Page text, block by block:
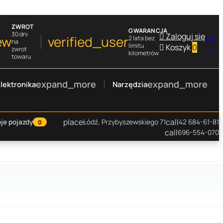
ZWROT
30 dni
na
zwrot
towaru
verified_user
GWARANCJA
2 lata bez
limitu
kilometrów
Zaloguj się
 Koszyk0 
0
expand_more Narzędziaexpand_more
pojazdy 0 placeŁódź, Przybyszewskiego 71call42 684-61-81
call696-554-070